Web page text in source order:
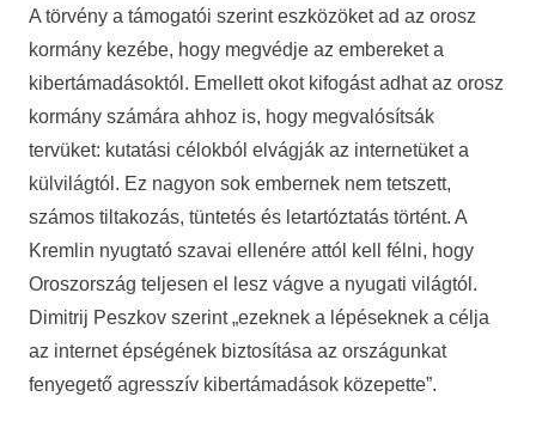
A törvény a támogatói szerint eszközöket ad az orosz
kormány kezébe, hogy megvédje az embereket a
kibertámadásoktól. Emellett okot kifogást adhat az orosz
kormány számára ahhoz is, hogy megvalósítsák
tervüket: kutatási célokból elvágják az internetüket a
külvilágtól. Ez nagyon sok embernek nem tetszett,
számos tiltakozás, tüntetés és letartóztatás történt. A
Kremlin nyugtató szavai ellenére attól kell félni, hogy
Oroszország teljesen el lesz vágve a nyugati világtól.
Dimitrij Peszkov szerint „ezeknek a lépéseknek a célja
az internet épségének biztosítása az országunkat
fenyegető agresszív kibertámadások közepette”.